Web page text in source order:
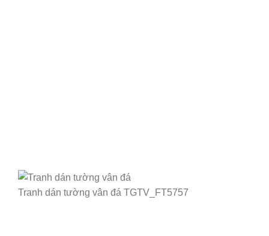
Tranh dán tường vân đá TGTV_FT5757